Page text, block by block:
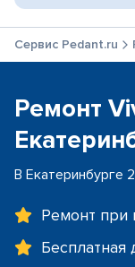
Сервис Pedant.ru
Ремонт
В Екатеринбурге
Ремонт при
Бесплатная